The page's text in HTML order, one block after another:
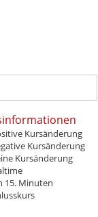
Kursänderung
Kursänderung
Kursänderung
15. Minuten